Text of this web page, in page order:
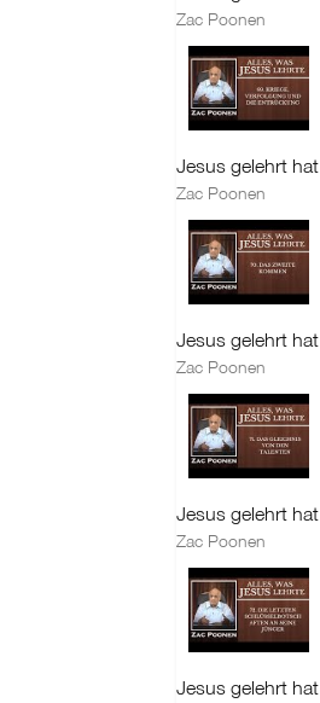
Zac Poonen
Jesus gelehrt hat
Zac Poonen
Jesus gelehrt hat
Zac Poonen
Jesus gelehrt hat
Zac Poonen
Jesus gelehrt hat